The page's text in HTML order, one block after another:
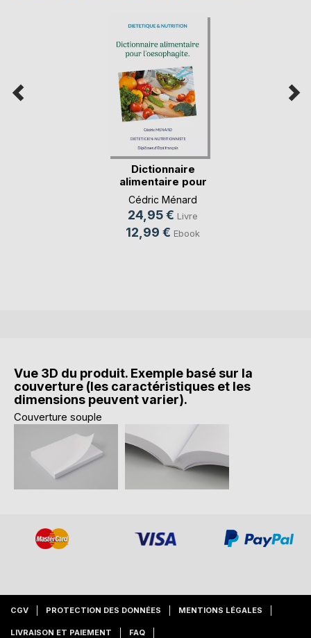
Dictionnaire
alimentaire pour
l'oe(...)
Cédric Ménard
24,95 € Livre
12,99 € Ebook
Vue 3D du produit. Exemple basé sur la
couverture (les caractéristiques et les
dimensions peuvent varier).
Couverture souple
CGV PROTECTION DES DONNÉES MENTIONS LÉGALES
LIVRAISON ET PAIEMENT FAQ